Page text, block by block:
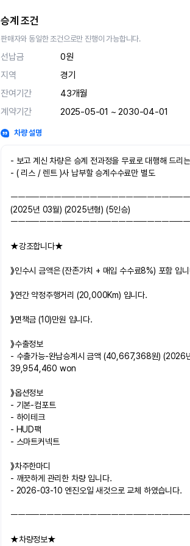
승계 조건
판매자와 동일한 조건으로만 진행이 가능합니다.
선납금
0원
지역
경기
잔여기간
43개월
계약기간
2025-05-01 ~ 2030-04-01
차량 설명
- 보고 계신 차량은 승계 전과정을 무료로 대행해 드리
- ( 리스 / 렌트 )사 납부할 승계수수료만 별도
ㅡㅡㅡㅡㅡㅡㅡㅡㅡㅡㅡㅡㅡㅡㅡㅡㅡㅡㅡㅡㅡㅡㅡㅡㅡ
(2025년 03월) (2025년형) (5인승)
ㅡㅡㅡㅡㅡㅡㅡㅡㅡㅡㅡㅡㅡㅡㅡㅡㅡㅡㅡㅡㅡㅡㅡㅡㅡ
★강조합니다★
》인수시 금액은 (잔존가치 + 매입 수수료8%) 포함 입
》연간 약정주행거리 (20,000Km) 입니다.
》면책금 (10)만원 입니다.
》수출정보
- 수출가능-완납승계시 금액 (40,667,368원) (2026
39,954,460 won
》옵션정보
- 기본-컴포트
- 하이테크
- HUD팩
- 스마트커넥트
》차주한마디
- 깨끗하게 관리한 차량 입니다.
- 2026-03-10 엔진오일 새것으로 교체 하였습니다.
ㅡㅡㅡㅡㅡㅡㅡㅡㅡㅡㅡㅡㅡㅡㅡㅡㅡㅡㅡㅡㅡㅡㅡㅡㅡ
★차량정보★